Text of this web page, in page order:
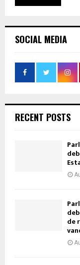
SOCIAL MEDIA
RECENT POSTS
de